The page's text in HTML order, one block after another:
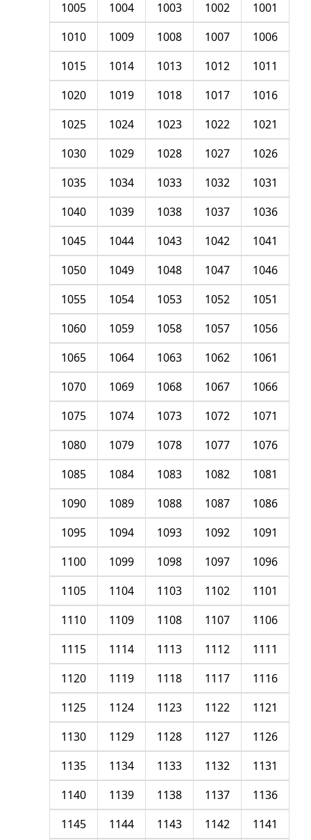
1001
1002
1003
1004
1005
1006
1007
1008
1009
1010
1011
1012
1013
1014
1015
1016
1017
1018
1019
1020
1021
1022
1023
1024
1025
1026
1027
1028
1029
1030
1031
1032
1033
1034
1035
1036
1037
1038
1039
1040
1041
1042
1043
1044
1045
1046
1047
1048
1049
1050
1051
1052
1053
1054
1055
1056
1057
1058
1059
1060
1061
1062
1063
1064
1065
1066
1067
1068
1069
1070
1071
1072
1073
1074
1075
1076
1077
1078
1079
1080
1081
1082
1083
1084
1085
1086
1087
1088
1089
1090
1091
1092
1093
1094
1095
1096
1097
1098
1099
1100
1101
1102
1103
1104
1105
1106
1107
1108
1109
1110
1111
1112
1113
1114
1115
1116
1117
1118
1119
1120
1121
1122
1123
1124
1125
1126
1127
1128
1129
1130
1131
1132
1133
1134
1135
1136
1137
1138
1139
1140
1141
1142
1143
1144
1145